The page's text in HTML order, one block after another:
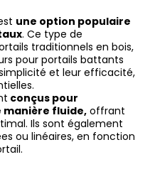
une option populaire
. Ce type de
traditionnels en bois,
pour portails battants
et leur efficacité,
conçus pour
fluide, offrant
Ils sont également
ou linéaires, en fonction